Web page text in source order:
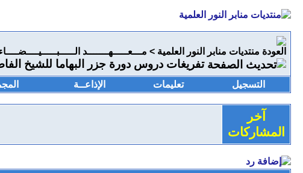
منتديات منابر النور العلمية > مـــعـــــهـــــــد
تفريغات دروس دورة جزر البهاما للشيخ
التسجيل تعليمات الإذاعــة
آخر
المشاركات